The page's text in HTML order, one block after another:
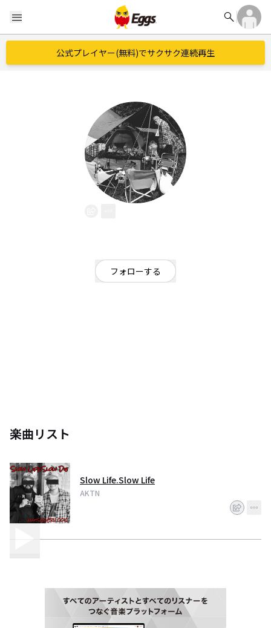
menu search
公式プレイヤー(無料)でサクサク連続再生
フォローする
楽曲リスト
Slow Life.Slow Life
AKTN